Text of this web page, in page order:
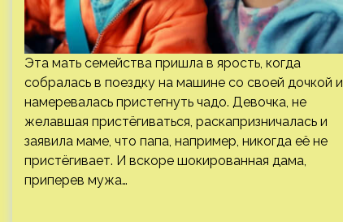
Эта мать семейства пришла в ярость, когда
собралась в поездку на машине со своей дочкой и
намеревалась пристегнуть чадо. Девочка, не
желавшая пристёгиваться, раскапризничалась и
заявила маме, что папа, например, никогда её не
пристёгивает. И вскоре шокированная дама,
приперев мужа…